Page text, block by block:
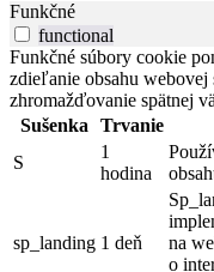
Funkčné
functional
Funkčné súbory cookie
zdieľanie obsahu webovej
zhromažďovanie spätnej
Sušenka
Trvanie
S
1
hodina
sp_landing 1 deň
na
o